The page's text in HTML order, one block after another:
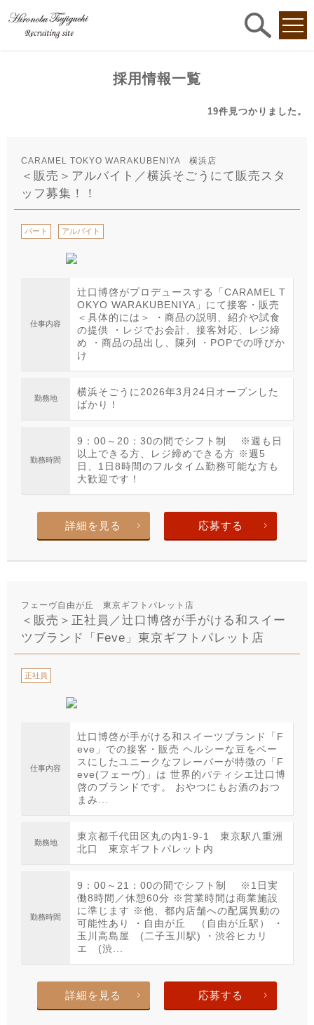
採用情報一覧
19件 見つかりました。
CARAMEL TOKYO WARAKUBENIYA 横浜店
＜販売＞アルバイト／横浜そごうにて販売スタ
ッフ募集！！
パート アルバイト
仕事内容
辻口博啓がプロデュースする「CARAMEL T
OKYO WARAKUBENIYA」にて接客・販売
＜具体的には＞ ・商品の説明、紹介や試食
の提供 ・レジでお会計、接客対応、レジ締
め ・商品の品出し、陳列 ・POPでの呼びか
け
勤務地
横浜そごうに2026年3月24日オープンした
ばかり！
勤務時間
9：00～20：30の間でシフト制 ※週も日
以上できる方、レジ締めできる方 ※週5
日、1日8時間のフルタイム勤務可能な方も
大歓迎です！
詳細を見る 応募する
フェーヴ自由が丘 東京ギフトパレット店
＜販売＞正社員／辻口博啓が手がける和スイー
ツブランド「Feve」東京ギフトパレット店
正社員
仕事内容
辻口博啓が手がける和スイーツブランド「F
eve」での接客・販売 ヘルシーな豆をベー
スにしたユニークなフレーバーが特徴の「F
eve(フェーヴ)」は 世界的パティシエ辻口博
啓のブランドです。 おやつにもお酒のおつ
まみ...
勤務地
東京都千代田区丸の内1-9-1 東京駅八重洲
北口 東京ギフトパレット内
勤務時間
9：00～21：00の間でシフト制 ※1日実
働8時間／休憩60分 ※営業時間は商業施設
に準じます ※他、都内店舗への配属異動の
可能性あり ・自由が丘 （自由が丘駅） ・
玉川高島屋 (二子玉川駅) ・渋谷ヒカリ
エ (渋...
詳細を見る 応募する